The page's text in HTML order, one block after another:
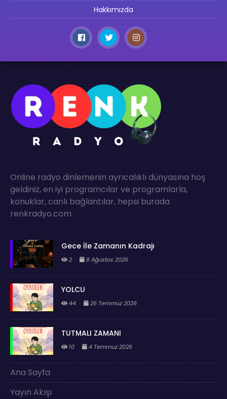
Hakkımızda
Online radyo dinlemenin ayrıcalıklı dünyasına hoş
geldiniz, en iyi programcılar ve programlarla,
konuklar, canlı bağlantılar, hepsi burada
renkradyo.com
Gece İle Zamanın Kadrajı
2 8 Ağustos 2026
YOLCU
44 26 Temmuz 2026
TUTMALI ZAMANI
10 4 Temmuz 2026
Ana Sayfa
Yayın Akışı